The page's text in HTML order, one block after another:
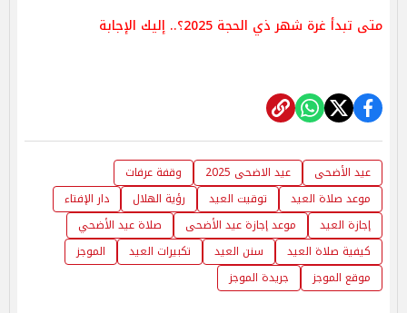
متى تبدأ غرة شهر ذي الحجة 2025؟.. إليك الإجابة
عيد الأضحى عيد الاضحى 2025
وقفة عرفات
موعد صلاة العيد
توقيت العيد رؤية الهلال
دار الإفتاء
إجازة العيد
موعد إجازة عيد الأضحى
صلاة عيد الأضحي
كيفية صلاة العيد
سنن العيد تكبيرات العيد
الموجز
موقع الموجز
جريدة الموجز